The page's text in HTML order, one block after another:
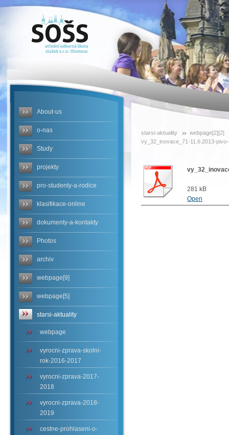
SOŠS -
vy_32_inovace_71-
pivo-a-
deleni.pdf
About-us
o-nas
Study
projekty
pro-studenty-a-rodice
klasifikace-online
dokumenty-a-kontakty
Photos
archiv
webpage[9]
webpage[5]
starsi-aktuality
webpage
vyrocni-zprava-skolni-
rok-2016-2017
vyrocni-zprava-2017-
2018
vyrocni-zprava-2018-
2019
cestne-prohlaseni-o-
starsi-aktuality
webpage[2][2]
vy_32_inovace_71-11.6.2013-
281 kB
Open